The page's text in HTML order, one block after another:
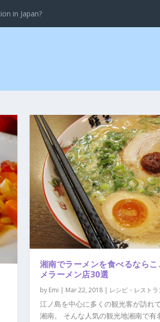
in Japan?
湘南でラーメンを食べるなら
メラーメン店30選
by Emi | Mar 22, 2018| レシピ・レストラ
江ノ島を中心に多くの観光客が訪れ
湘南。 そんな人気の観光地湘南で有